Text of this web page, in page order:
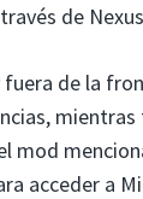
de
de la
mod
acceder a